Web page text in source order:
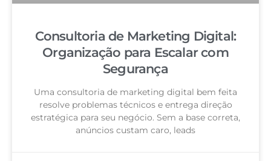
Consultoria de Marketing Digital:
Organização para Escalar com
Segurança
Uma consultoria de marketing digital bem feita
resolve problemas técnicos e entrega direção
estratégica para seu negócio. Sem a base correta,
anúncios custam caro, leads